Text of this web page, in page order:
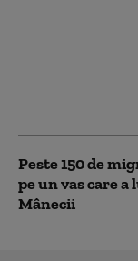
Peste 150 de
pe un vas care
Mânecii